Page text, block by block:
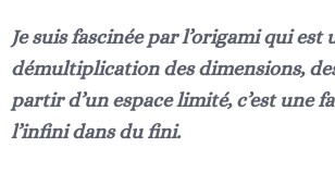
Je suis fascinée par l’origami qui est
démultiplication des dimensions,
partir d’un espace limité, c’est une
l’infini dans du fini.